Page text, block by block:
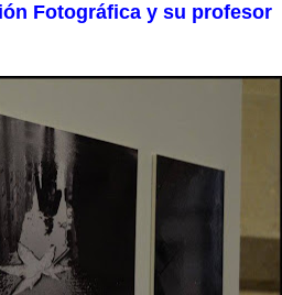
Fotográfica y su profesor